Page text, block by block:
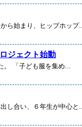
ら始まり、ヒップホップ...
ジェクト始動
「子ども服を集め...
し合い、６年生が中心と...